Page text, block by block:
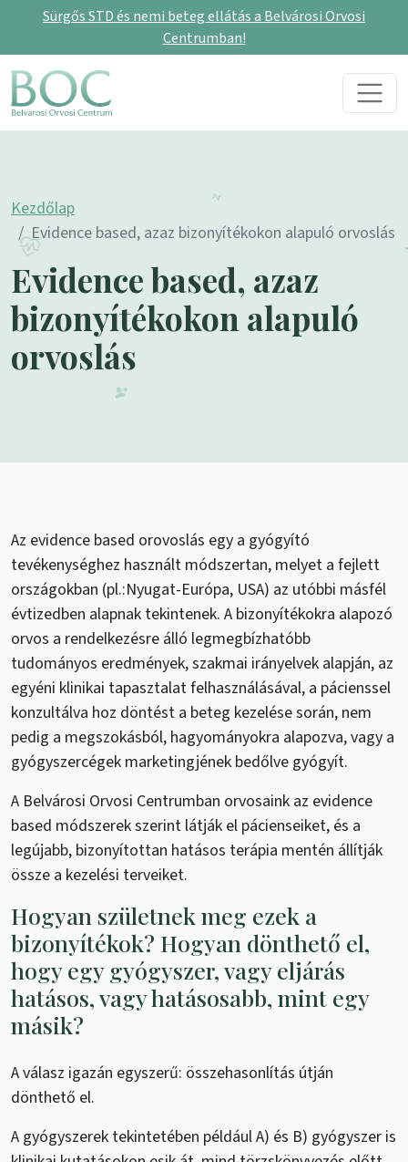
Sürgős STD és nemi beteg ellátás a Belvárosi Orvosi
Centrumban!
Skip to content
Main Navigation
Kezdőlap
Evidence based, azaz bizonyítékokon alapuló orvoslás
Evidence based, azaz
bizonyítékokon alapuló
orvoslás
Az evidence based orovoslás egy a gyógyító
tevékenységhez használt módszertan, melyet a fejlett
országokban (pl.:Nyugat-Európa, USA) az utóbbi másfél
évtizedben alapnak tekintenek. A bizonyítékokra alapozó
orvos a rendelkezésre álló legmegbízhatóbb
tudományos eredmények, szakmai irányelvek alapján, az
egyéni klinikai tapasztalat felhasználásával, a pácienssel
konzultálva hoz döntést a beteg kezelése során, nem
pedig a megszokásból, hagyományokra alapozva, vagy a
gyógyszercégek marketingjének bedőlve gyógyít.
A Belvárosi Orvosi Centrumban orvosaink az evidence
based módszerek szerint látják el pácienseiket, és a
legújabb, bizonyítottan hatásos terápia mentén állítják
össze a kezelési terveiket.
Hogyan születnek meg ezek a
bizonyítékok? Hogyan dönthető el,
hogy egy gyógyszer, vagy eljárás
hatásos, vagy hatásosabb, mint egy
másik?
A válasz igazán egyszerű: összehasonlítás útján
dönthető el.
A gyógyszerek tekintetében például A) és B) gyógyszer is